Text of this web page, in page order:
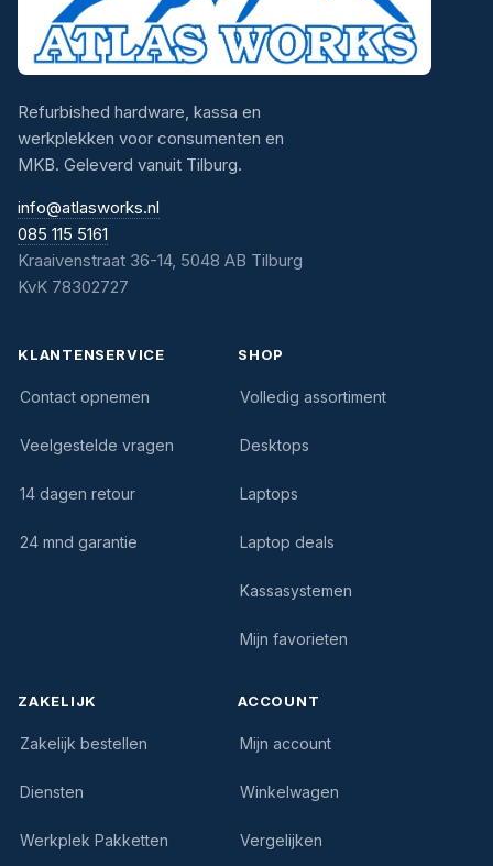
Refurbished hardware, kassa en
werkplekken voor consumenten en
MKB. Geleverd vanuit Tilburg.
info@atlasworks.nl
085 115 5161
Kraaivenstraat 36-14, 5048 AB Tilburg
KvK 78302727
KLANTENSERVICE
Contact opnemen
Veelgestelde vragen
14 dagen retour
24 mnd garantie
SHOP
Volledig assortiment
Desktops
Laptops
Laptop deals
Kassasystemen
Mijn favorieten
ZAKELIJK
Zakelijk bestellen
Diensten
Werkplek Pakketten
ACCOUNT
Mijn account
Winkelwagen
Vergelijken